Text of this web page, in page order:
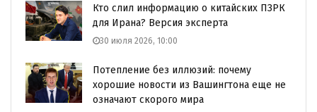
Кто слил информацию о китайских ПЗРК
для Ирана? Версия эксперта
30 июля 2026, 10:00
Потепление без иллюзий: почему
хорошие новости из Вашингтона еще не
означают скорого мира